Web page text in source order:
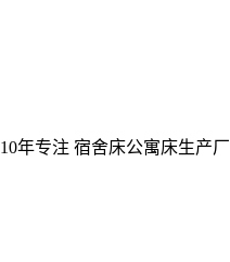
10年专注 宿舍床公寓床生产